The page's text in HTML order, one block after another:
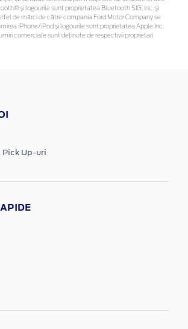
și logourile sunt proprietatea Bluetooth SIG, Inc. și
de mărci de către compania Ford Motor Company se
iPhone/iPod și logourile sunt proprietatea Apple Inc.
comerciale sunt deținute de respectivii proprietari
Up-uri